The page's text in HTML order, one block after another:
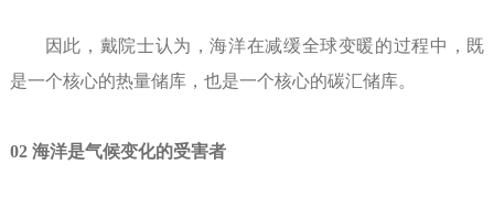
因此，戴院士认为，海洋在减缓全球变暖的过程中，既
是一个核心的热量储库，也是一个核心的碳汇储库。
02 海洋是气候变化的受害者